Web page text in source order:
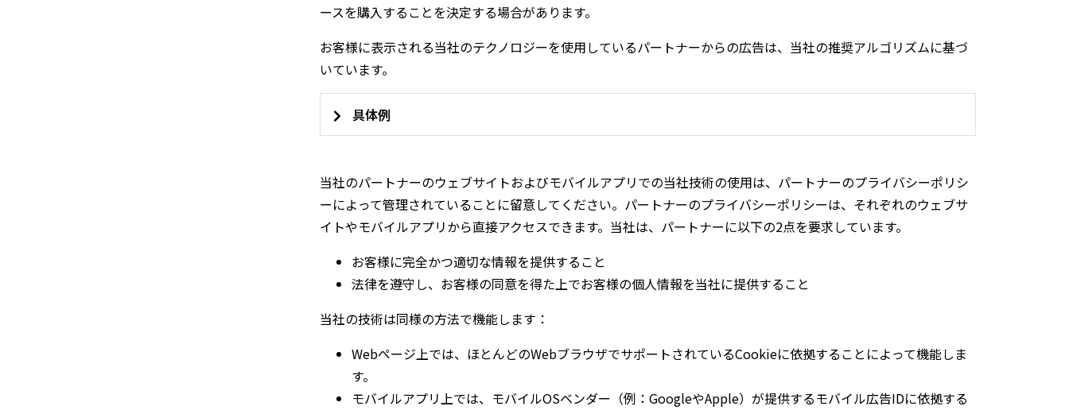
ースを購入することを決定する場合があります。
お客様に表示される当社のテクノロジーを使用しているパートナーからの広告は、当社の推奨アルゴリズムに基づ
いています。
具体例
Criteoが収集するデータの例：
Cookie識別子 123f94d8-a745-4f8b-a1d0-bf6fbbd60058
持つユーザーは、www.example-advertiser.com
覧しました。
当社のパートナーのウェブサイトおよびモバイルアプリでの当社技術の使用は、パートナーのプライバシーポリシ
ーによって管理されていることに留意してください。パートナーのプライバシーポリシーは、それぞれのウェブサ
イトやモバイルアプリから直接アクセスできます。当社は、パートナーに以下の2点を要求しています。
お客様に完全かつ適切な情報を提供すること
法律を遵守し、お客様の同意を得た上でお客様の個人情報を当社に提供すること
当社の技術は同様の方法で機能します：
Webページ上では、ほとんどのWebブラウザでサポートされているCookieに依拠することによって機能しま
す。
モバイルアプリ上では、モバイルOSベンダー（例：GoogleやApple）が提供するモバイル広告IDに依拠する